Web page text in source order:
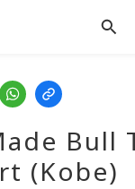
Bull
(Kobe)